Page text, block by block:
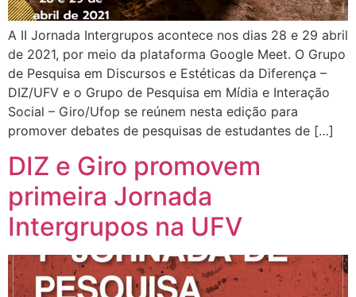
A II Jornada Intergrupos acontece nos dias 28 e 29 abril
de 2021, por meio da plataforma Google Meet. O Grupo
de Pesquisa em Discursos e Estéticas da Diferença –
DIZ/UFV e o Grupo de Pesquisa em Mídia e Interação
Social – Giro/Ufop se reúnem nesta edição para
promover debates de pesquisas de estudantes de […]
DIZ e Giro promovem
primeira Jornada
Intergrupos na UFV